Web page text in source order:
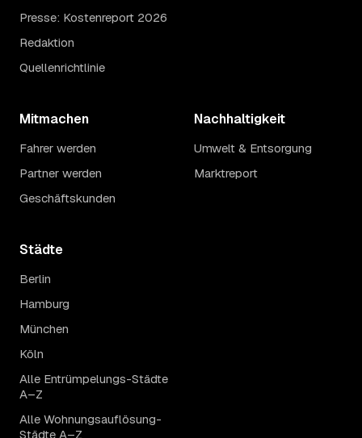
Presse: Kostenreport 2026
Redaktion
Quellenrichtlinie
Mitmachen
Fahrer werden
Partner werden
Geschäftskunden
Nachhaltigkeit
Umwelt & Entsorgung
Marktreport
Städte
Berlin
Hamburg
München
Köln
Alle Entrümpelungs-Städte
A–Z
Alle Wohnungsauflösung-
Städte A–Z